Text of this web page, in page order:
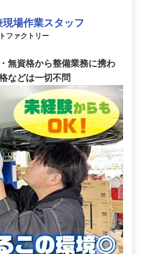
場作業スタッフ
ファクトリー
無資格から整備業務に携わ
などは一切不問